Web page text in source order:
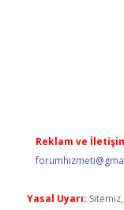
Reklam ve
Yasal Uyarı: